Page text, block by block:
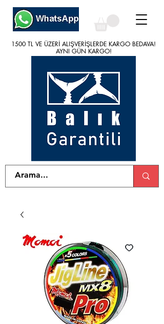
1500 TL VE ÜZERİ ALIŞVERİŞLERDE KARGO BEDAVA!
AYNI GÜN KARGO!
1500 TL VE ÜZERİ ALIŞVERİŞLERDE KARGO BEDAVA!
AYNI GÜN KARGO!